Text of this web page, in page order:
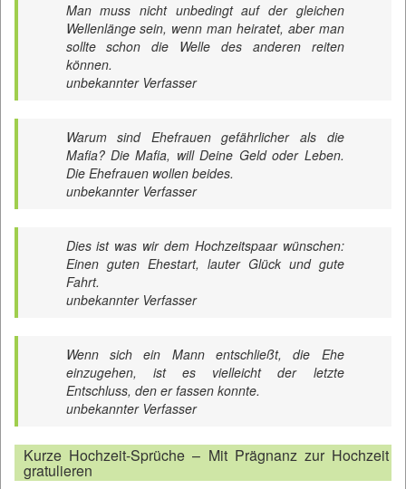
Man muss nicht unbedingt auf der gleichen
Wellenlänge sein, wenn man heiratet, aber man
sollte schon die Welle des anderen reiten
können.
unbekannter Verfasser
Warum sind Ehefrauen gefährlicher als die
Mafia? Die Mafia, will Deine Geld oder Leben.
Die Ehefrauen wollen beides.
unbekannter Verfasser
Dies ist was wir dem Hochzeitspaar wünschen:
Einen guten Ehestart, lauter Glück und gute
Fahrt.
unbekannter Verfasser
Wenn sich ein Mann entschließt, die Ehe
einzugehen, ist es vielleicht der letzte
Entschluss, den er fassen konnte.
unbekannter Verfasser
Kurze Hochzeit-Sprüche – Mit Prägnanz zur Hochzeit
gratulieren